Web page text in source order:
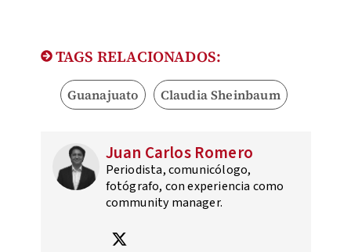
TAGS RELACIONADOS:
Guanajuato Claudia Sheinbaum
Juan Carlos Romero
Periodista, comunicólogo,
fotógrafo, con experiencia como
community manager.